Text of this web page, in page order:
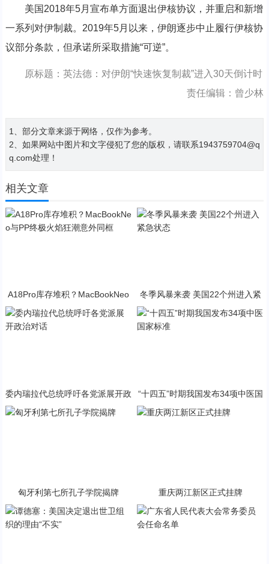
美国2018年5月宣布单方面退出伊核协议，并重启和新增
一系列对伊制裁。2019年5月以来，伊朗逐步中止履行伊核协
议部分条款，但承诺所采取措施“可逆”。
原标题：英法德：对伊朗“快速恢复制裁”进入30天倒计时
责任编辑：曾少林
1、部分文章来源于网络，仅作为参考。
2、如果网站中图片和文字侵犯了您的版权，请联系1943759704@q
q.com处理！
相关文章
A18Pro库存堆积？MacBookNeo
与PP终极火焰狂潮意外同框
冬季风暴来袭 美国22个州进入紧
急状态
委内瑞拉代总统呼吁各党派展开政
“十四五”时期我国发布34项中医国
匈牙利第七所孔子学院揭牌 重庆两江新区正式挂牌